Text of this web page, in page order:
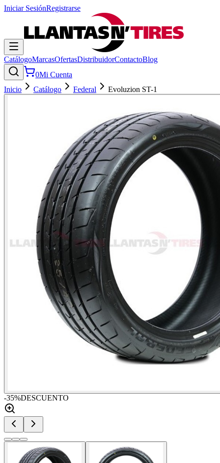
Iniciar SesiónRegistrarse
CatálogoMarcasOfertasDistribuidorContactoBlog
0Mi Cuenta
Inicio
Catálogo Federal Evoluzion ST-1
-35%DESCUENTO